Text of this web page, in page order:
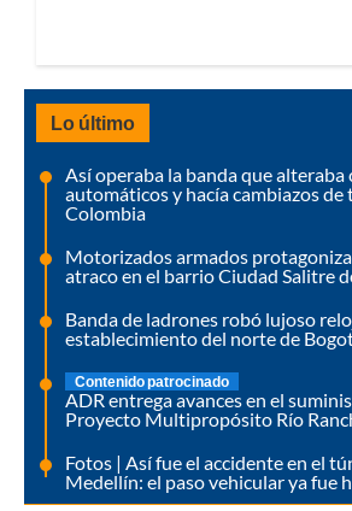
Lo último
Así operaba la banda que alteraba
automáticos y hacía cambiazos de
Colombia
Motorizados armados
atraco en el barrio Ciudad Salitre
Banda de ladrones robó lujoso
establecimiento del norte de
Contenido patrocinado
ADR entrega avances en el
Proyecto Multipropósito Río
Fotos | Así fue el accidente en el
Medellín: el paso vehicular ya fue